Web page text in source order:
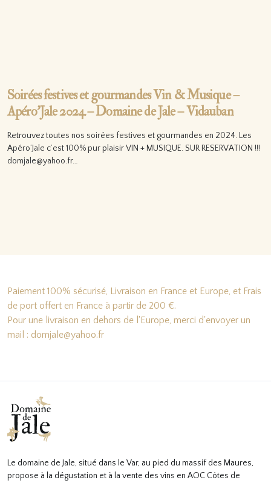
Soirées festives et gourmandes Vin & Musique –
Apéro’Jale 2024 – Domaine de Jale – Vidauban
Retrouvez toutes nos soirées festives et gourmandes en 2024. Les
Apéro’Jale c’est 100% pur plaisir VIN + MUSIQUE. SUR RESERVATION !!!
domjale@yahoo.fr…
Paiement 100% sécurisé, Livraison en France et Europe, et Frais
de port offert en France à partir de 200 €.
Pour une livraison en dehors de l'Europe, merci d'envoyer un
mail : domjale@yahoo.fr
Le domaine de Jale, situé dans le Var, au pied du massif des Maures,
propose à la dégustation et à la vente des vins en AOC Côtes de